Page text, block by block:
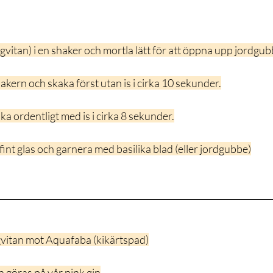
i en shaker och mortla lätt för att öppna upp
och skaka först utan is i cirka 10 sekunder.
ordentligt med is i cirka 8 sekunder.
glas och garnera med basilika blad (eller jordgubbe)
mot Aquafaba (kikärtspad)